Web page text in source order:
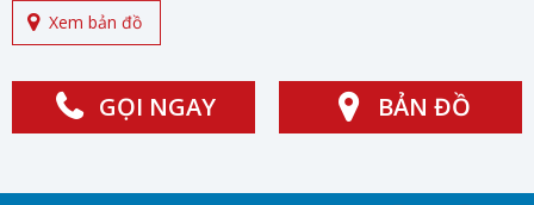
Xem bản đồ
GỌI NGAY BẢN ĐỒ